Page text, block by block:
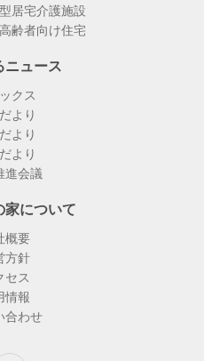
居宅介護施設
齢者向け住宅
ニュース
クス
より
より
より
進会議
家について
概要
方針
セス
情報
合わせ